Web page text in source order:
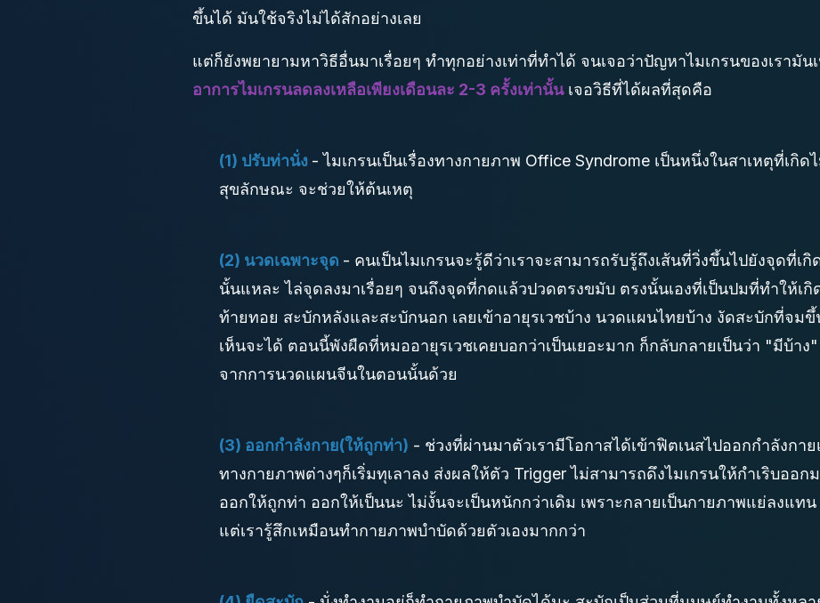
ขึ้นได้ มันใช้จริงไม่ได้สักอย่างเลย
แต่ก็ยังพยายามหาวิธีอื่นมาเรื่อยๆ ทำทุกอย่างเท่าที่ทำได้ จนเจอว่าปัญหาไมเกรนของเรามัน
อาการไมเกรนลดลงเหลือเพียงเดือนละ 2-3 ครั้งเท่านั้นเจอวิธีที่ได้ผลที่สุดคือ
(1) ปรับท่านั่ง - ไมเกรนเป็นเรื่องทางกายภาพ Office Syndrome เป็นหนึ่งในสาเหตุที่เกิด
สุขลักษณะ จะช่วยให้ต้นเหตุ
(2) นวดเฉพาะจุด - คนเป็นไมเกรนจะรู้ดีว่าเราจะสามารถรับรู้ถึงเส้นที่วิ่งขึ้นไปยังจุดที่เ
นั้นแหละ ไล่จุดลงมาเรื่อยๆ จนถึงจุดที่กดแล้วปวดตรงขมับ ตรงนั้นเองที่เป็นปมที่ทำให้เกิ
ท้ายทอย สะบักหลังและสะบักนอก เลยเข้าอายุรเวชบ้าง นวดแผนไทยบ้าง งัดสะบักที่จม
เห็นจะได้ ตอนนี้พังผืดที่หมออายุรเวชเคยบอกว่าเป็นเยอะมาก ก็กลับกลายเป็นว่า "มีบ้าง
จากการนวดแผนจีนในตอนนั้นด้วย
(3) ออกกำลังกาย(ให้ถูกท่า) - ช่วงที่ผ่านมาตัวเรามีโอกาสได้เข้าฟิตเนสไปออกกำลังกา
ทางกายภาพต่างๆก็เริ่มทุเลาลง ส่งผลให้ตัว Trigger ไม่สามารถดึงไมเกรนให้กำเริบออก
ออกให้ถูกท่า ออกให้เป็นนะ ไม่งั้นจะเป็นหนักกว่าเดิม เพราะกลายเป็นกายภาพแย่ลงแท
แต่เรารู้สึกเหมือนทำกายภาพบำบัดด้วยตัวเองมากกว่า